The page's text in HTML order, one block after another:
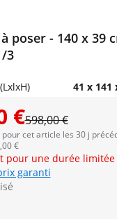
poser - 140 x 39
3
41 x 141
€598,00 €
pour cet article les 30 j
€
pour une durée limitée
garanti